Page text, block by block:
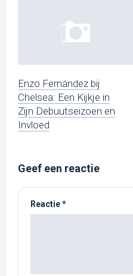
Enzo Fernández bij
Chelsea: Een Kijkje in
Zijn Debuutseizoen en
Invloed
Geef een reactie
Reactie*